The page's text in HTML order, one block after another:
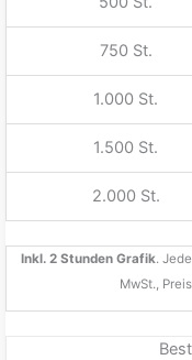
750 St.
1.000 St.
1.500 St.
2.000 St.
Inkl. 2 Stunden Grafik.
MwSt.,